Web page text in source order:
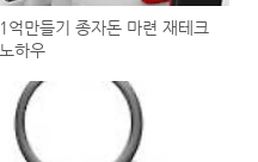
1억만들기 종자돈 마련 재테크
노하우